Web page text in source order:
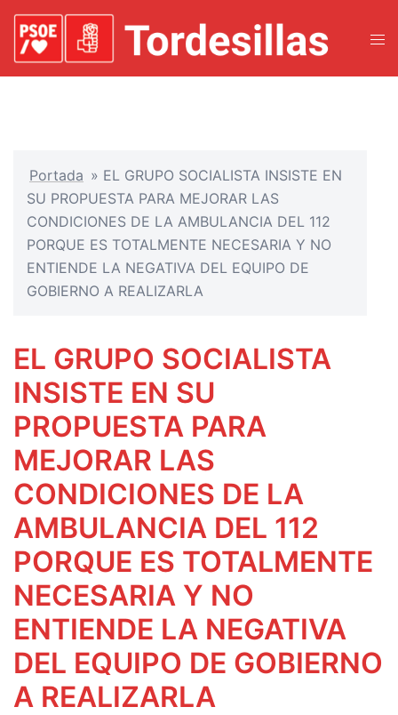
Portada » EL GRUPO SOCIALISTA INSISTE EN
SU PROPUESTA PARA MEJORAR LAS
CONDICIONES DE LA AMBULANCIA DEL 112
PORQUE ES TOTALMENTE NECESARIA Y NO
ENTIENDE LA NEGATIVA DEL EQUIPO DE
GOBIERNO A REALIZARLA
EL GRUPO SOCIALISTA
INSISTE EN SU
PROPUESTA PARA
MEJORAR LAS
CONDICIONES DE LA
AMBULANCIA DEL 112
PORQUE ES TOTALMENTE
NECESARIA Y NO
ENTIENDE LA NEGATIVA
DEL EQUIPO DE GOBIERNO
A REALIZARLA